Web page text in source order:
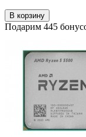
В корзину
Подарим 445